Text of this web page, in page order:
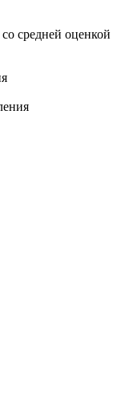
средней оценкой